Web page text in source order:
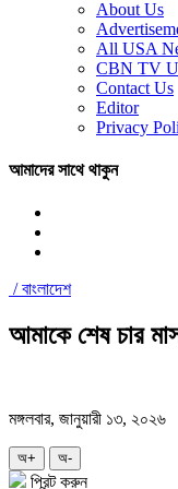
About Us
All USA
CBN TV
Contact Us
Editor
Privacy
আমাদের সাথে থাকুন
/বাংলাদেশ
আমাকে শেষ চার
মঙ্গলবার, জানুয়ারী ১৩, ২০২৬
অ+ অ-
প্রিন্ট করুন